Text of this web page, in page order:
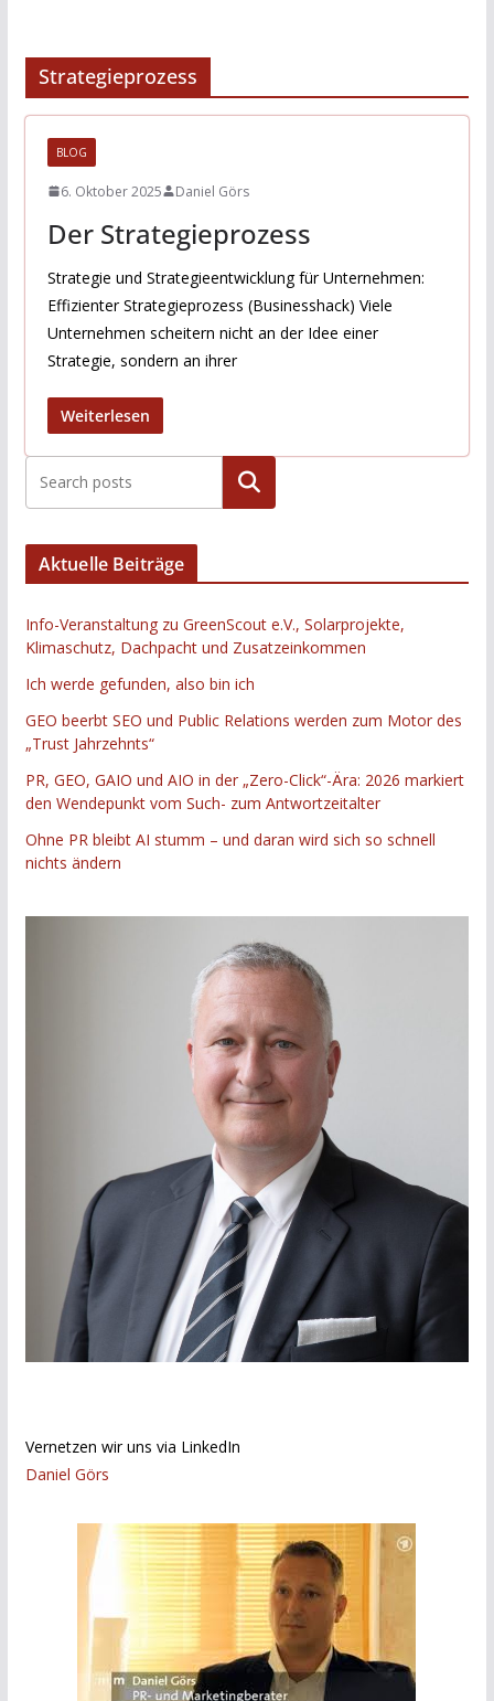
Strategieprozess
BLOG
6. Oktober 2025 Daniel Görs
Der Strategieprozess
Strategie und Strategieentwicklung für Unternehmen:
Effizienter Strategieprozess (Businesshack) Viele
Unternehmen scheitern nicht an der Idee einer
Strategie, sondern an ihrer
Weiterlesen
Suchen
Aktuelle Beiträge
Info-Veranstaltung zu GreenScout e.V., Solarprojekte,
Klimaschutz, Dachpacht und Zusatzeinkommen
Ich werde gefunden, also bin ich
GEO beerbt SEO und Public Relations werden zum Motor des
„Trust Jahrzehnts“
PR, GEO, GAIO und AIO in der „Zero-Click“-Ära: 2026 markiert
den Wendepunkt vom Such- zum Antwortzeitalter
Ohne PR bleibt AI stumm – und daran wird sich so schnell
nichts ändern
Vernetzen wir uns via LinkedIn
Daniel Görs